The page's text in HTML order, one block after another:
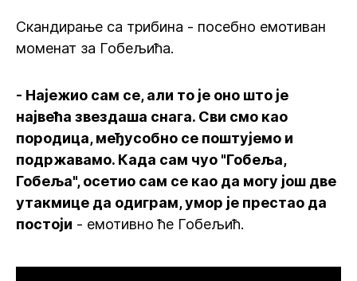
Скандирање са трибина - посебно емотиван
моменат за Гобељића.
- Најежио сам се, али то је оно што је
највећа звездаша снага. Сви смо као
породица, међусобно се поштујемо и
подржавамо. Када сам чуо "Гобеља,
Гобеља", осетио сам се као да могу још две
утакмице да одиграм, умор је престао да
постоји - емотивно ће Гобељић.